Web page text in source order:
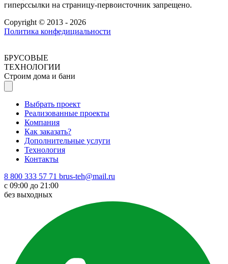
гиперссылки на страницу-первоисточник запрещено.
Copyright © 2013 - 2026
Политика конфедициальности
БРУСОВЫЕ
ТЕХНОЛОГИИ
Строим дома и бани
Выбрать проект
Реализованные проекты
Компания
Как заказать?
Дополнительные услуги
Технология
Контакты
8 800 333 57 71 brus-teh@mail.ru
с 09:00 до 21:00
без выходных